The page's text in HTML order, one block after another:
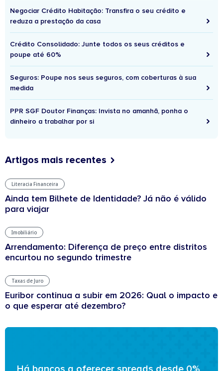
Negociar Crédito Habitação: Transfira o seu crédito e
reduza a prestação da casa
Crédito Consolidado: Junte todos os seus créditos e
poupe até 60%
Seguros: Poupe nos seus seguros, com coberturas à sua
medida
PPR SGF Doutor Finanças: Invista no amanhã, ponha o
dinheiro a trabalhar por si
Artigos mais recentes
Literacia Financeira
Ainda tem Bilhete de Identidade? Já não é válido
para viajar
Imobiliário
Arrendamento: Diferença de preço entre distritos
encurtou no segundo trimestre
Taxas de Juro
Euribor continua a subir em 2026: Qual o impacto e
o que esperar até dezembro?